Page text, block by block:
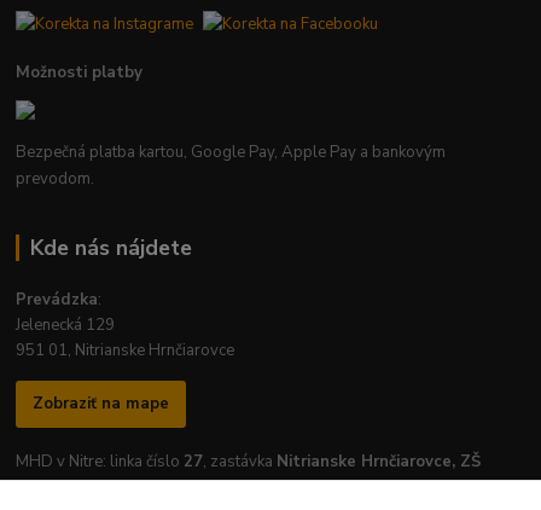
Možnosti platby
Bezpečná platba kartou, Google Pay, Apple Pay a bankovým
prevodom.
Kde nás nájdete
Prevádzka:
Jelenecká 129
951 01, Nitrianske Hrnčiarovce
Zobraziť na mape
MHD v Nitre: linka číslo 27, zastávka Nitrianske Hrnčiarovce, ZŠ